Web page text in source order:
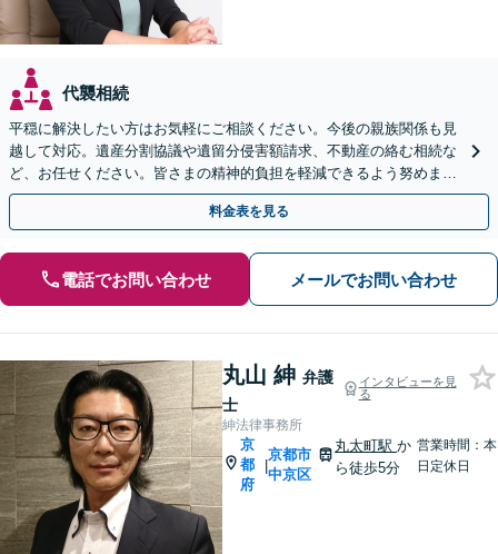
代襲相続
平穏に解決したい方はお気軽にご相談ください。今後の親族関係も見
越して対応。遺産分割協議や遺留分侵害額請求、不動産の絡む相続な
ど、お任せください。皆さまの精神的負担を軽減できるよう努めます
【完全個室】【休日・夜間は要相談】【丸太町駅3分】
料金表を見る
電話でお問い合わせ メールでお問い合わせ
丸山 紳 弁護
士
インタビューを見
る
紳法律事務所
京
都
府
|
京都市
中京区
丸太町駅か
ら徒歩5分
営業時間：本
日定休日